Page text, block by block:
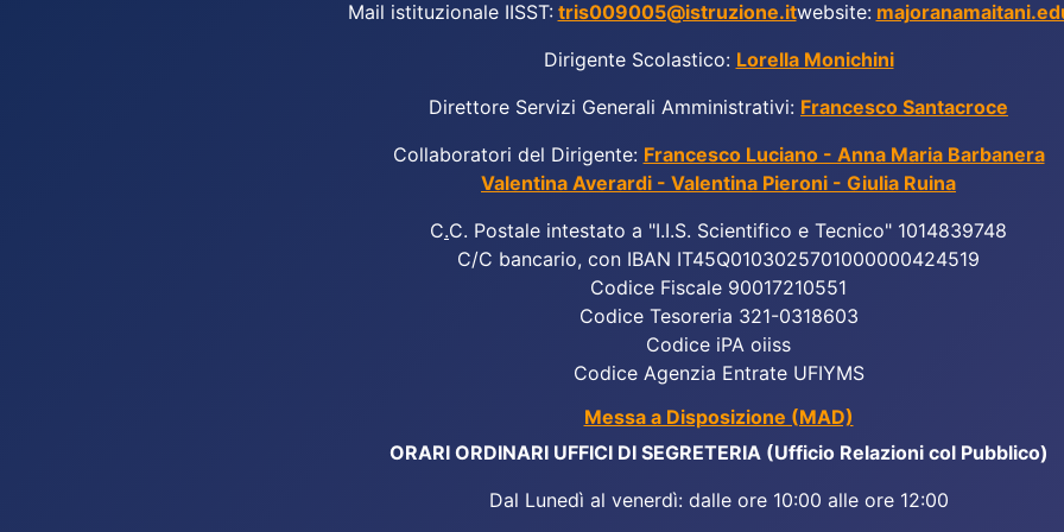
Mail istituzionale IISST: tris009005@istruzione.itwebsite:
Dirigente Scolastico: Lorella Monichini
Direttore Servizi Generali Amministrativi: Francesco Santacroce
Collaboratori del Dirigente: Francesco Luciano - Anna Maria Barbanera
Valentina Averardi - Valentina Pieroni - Giulia Ruina
C.C. Postale intestato a "I.I.S. Scientifico e Tecnico" 1014839748
C/C bancario, con IBAN IT45Q0103025701000000424519
Codice Fiscale 90017210551
Codice Tesoreria 321-0318603
Codice iPA oiiss
Codice Agenzia Entrate UFIYMS
Messa a Disposizione (MAD)
ORARI ORDINARI UFFICI DI SEGRETERIA (Ufficio Relazioni col Pubblico)
Dal Lunedì al venerdì: dalle ore 10:00 alle ore 12:00